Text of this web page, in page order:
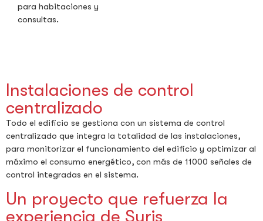
para habitaciones y
consultas.
Instalaciones de control
centralizado
Todo el edificio se gestiona con un sistema de control
centralizado que integra la totalidad de las instalaciones,
para monitorizar el funcionamiento del edificio y optimizar al
máximo el consumo energético, con más de 11000 señales de
control integradas en el sistema.
Un proyecto que refuerza la
experiencia de Suris